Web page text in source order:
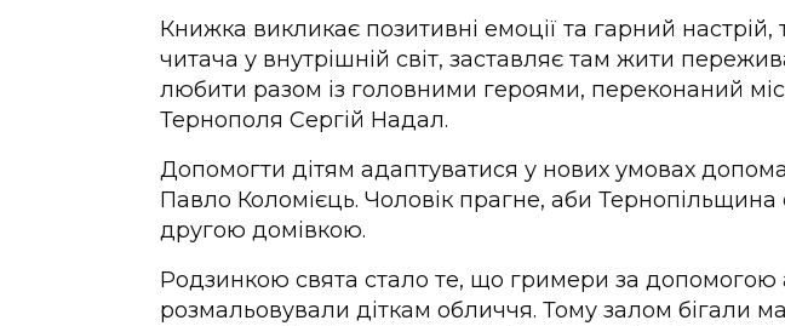
Книжка викликає позитивні емоції та гарний
читача у внутрішній світ, заставляє там жити
любити разом із головними героями, переконаний
Тернополя Сергій Надал.
Допомогти дітям адаптуватися у нових умовах
Павло Коломієць. Чоловік прагне, аби
другою домівкою.
Родзинкою свята стало те, що гримери за допомогою
розмальовували діткам обличчя. Тому залом бігали